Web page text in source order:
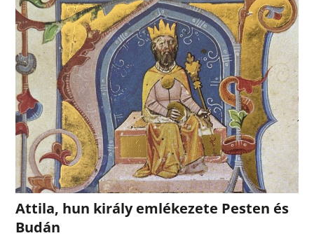
Attila, hun király emlékezete Pesten és
Budán